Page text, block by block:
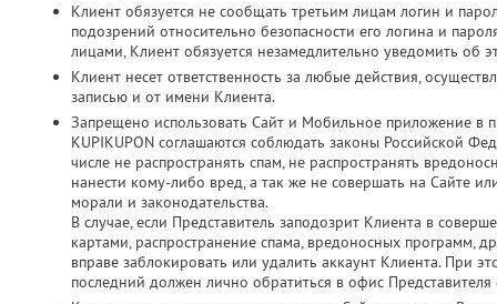
Клиент обязуется не сообщать третьим лицам логин и
подозрений относительно безопасности его логина и
лицами, Клиент обязуется незамедлительно уведомить об
Клиент несет ответственность за любые действия,
записью и от имени Клиента.
Запрещено использовать Сайт и Мобильное приложение в
KUPIKUPON соглашаются соблюдать законы Российской
числе не распространять спам, не распространять
нанести кому-либо вред, а так же не совершать на Сайте
морали и законодательства.
В случае, если Представитель заподозрит Клиента в
картами, распространение спама, вредоносных программ,
вправе заблокировать или удалить аккаунт Клиента. При
последний должен лично обратиться в офис Представителя